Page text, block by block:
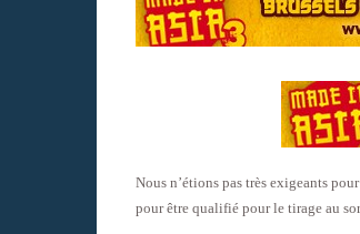
Nous n’étions pas très exigeants
pour être qualifié pour le tirage au